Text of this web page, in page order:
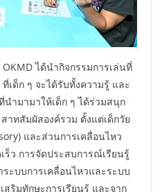
ได้นำกิจกรรมการเล่นที่
เด็ก ๆ จะได้รับทั้งความรู้ และ
ำมามาให้เด็ก ๆ ได้ร่วมสนุก
าทสัมผัสองค์รวม ตั้งแต่เด็กวัย
และส่วนการเคลื่อนไหว
ร็ว การจัดประสบการณ์เรียนรู้
ะบบการเคลื่อนไหวและระบบ
ริมทักษะการเรียนรู้ และจาก